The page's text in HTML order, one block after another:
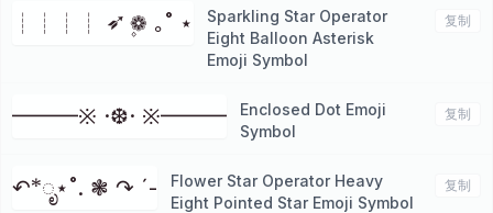
┊┊┊┊ ➶ ❁۪ ｡˚ ⋆
Sparkling Star Operator
Eight Balloon Asterisk
Emoji Symbol
复制
━━━※ ·❆· ※━━━
Enclosed Dot Emoji
Symbol
复制
↶*ೃ⋆˚. ❃ ↷ ˊ-
Flower Star Operator Heavy
Eight Pointed Star Emoji Symbol
复制